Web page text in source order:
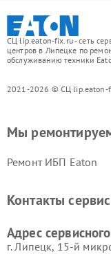
СЦ lip.eaton-fix.ru - сеть
центров в Липецке по
обслуживанию техники
2021-2026 © СЦ lip.eaton-
Мы
Ремонт ИБП Eaton
Контакты
Адрес
г. Липецк, 15-й